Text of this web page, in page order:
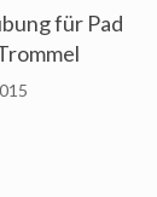
für Pad